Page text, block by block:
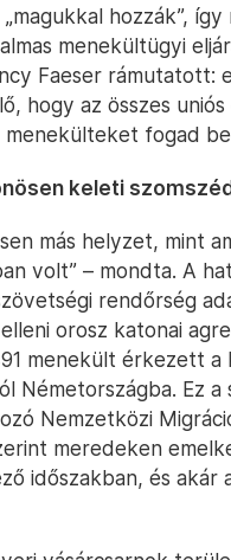
hozzák”,
menekültügyi
Faeser rámutatott:
hogy az összes uniós
menekülteket fogad
keleti
más helyzet, mint
volt” – mondta. A
rendőrség
orosz katonai
menekült érkezett a
Németországba. Ez a
Nemzetközi
meredeken
időszakban, és akár